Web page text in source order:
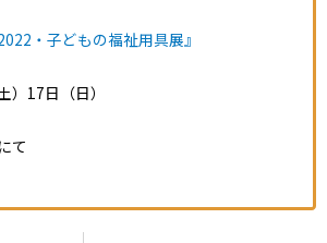
・子どもの福祉用具展』
）17日（日）
て